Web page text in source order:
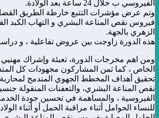
الفيروسي ب خلال 24 ساعة بعد الولادة.
وتم عرض مؤشرات التتبع خارطة الطريق القضاء
فيروس نقص المناعة البشري و التهاب الكبد
الزهري بالجهة.
هذه الدورة زاوجت بين عروض تفاعلية ، و
ومن اهم مخرجات الدورة، تعبئة وإشراك
الخاص ، كما ثمن المشاركون مجهودات كل
تحقيق أهداف المخطط الجهوي المندمج
نقص المناعة البشري، والتعفنات المنقولة جنسيا
الفيروسية ، والمساهمة في تحسين جودة
للنساء الحوامل أثناء مراقبة الحمل أو أثناء